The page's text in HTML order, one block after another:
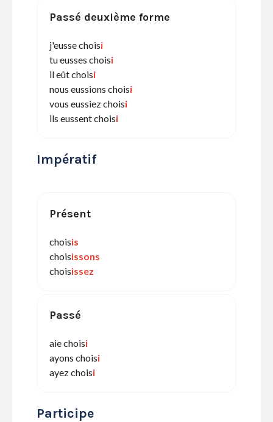
Passé deuxième forme
j'eusse choisi
tu eusses choisi
il eût choisi
nous eussions choisi
vous eussiez choisi
ils eussent choisi
Impératif
Présent
choisis
choisissons
choisissez
Passé
aie choisi
ayons choisi
ayez choisi
Participe